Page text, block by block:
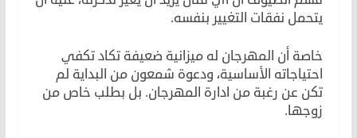
يتحمل نفقات التغيير بنفسه.
خاصة أن المهرجان له ميزانية ضعيفة تكاد تكفي
احتياجاته الأساسية، ودعوة شمعون من البداية لم
تكن عن رغبة من ادارة المهرجان. بل بطلب خاص من
زوجها.